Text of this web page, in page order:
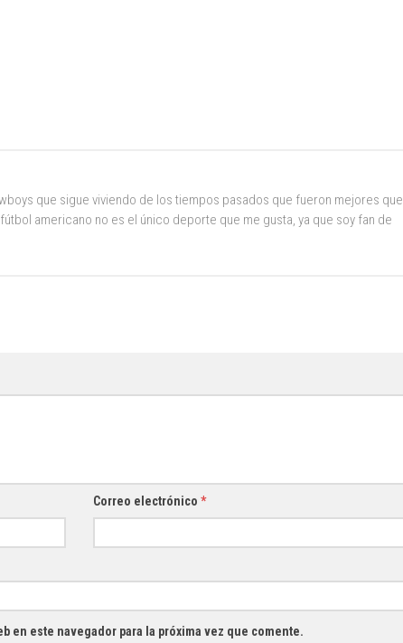
que sigue viviendo de los tiempos pasados que fueron mejores que
americano no es el único deporte que me gusta, ya que soy fan de
Correo electrónico *
en este navegador para la próxima vez que comente.